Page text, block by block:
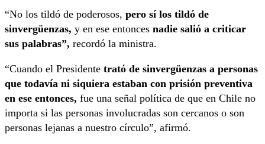
“No los tildó de poderosos, pero sí los tildó de
sinvergüenzas, y en ese entonces nadie salió a criticar
sus palabras”, recordó la ministra.
“Cuando el Presidente trató de sinvergüenzas a personas
que todavía ni siquiera estaban con prisión preventiva
en ese entonces, fue una señal política de que en Chile no
importa si las personas involucradas son cercanos o son
personas lejanas a nuestro círculo”, afirmó.